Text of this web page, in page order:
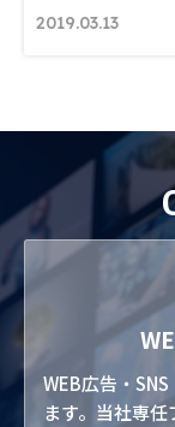
2019.03.13
WEB広告・
ます。当社専